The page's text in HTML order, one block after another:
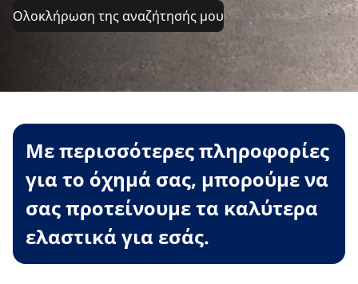
Ολοκλήρωση της αναζήτησής μου
Με περισσότερες πληροφορίες
για το όχημά σας, μπορούμε να
σας προτείνουμε τα καλύτερα
ελαστικά για εσάς.